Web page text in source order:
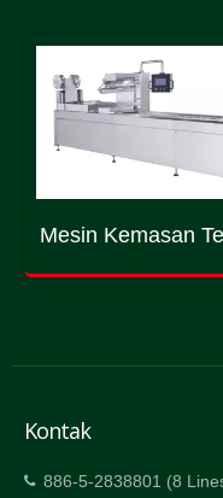
Mesin Kemasan
Kontak
886-5-2838801 (8